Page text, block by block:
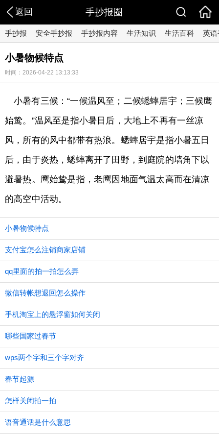
返回 手抄报圈
手抄报 安全手抄报 手抄报内容 生活知识 生活百科 英
小暑物候特点
时间：2026-04-22 13:13:33
小暑有三候：“一候温风至；二候蟋蟀居宇；三候鹰
始鸷。”温风至是指小暑日后，大地上不再有一丝凉
风，所有的风中都带有热浪。蟋蟀居宇是指小暑五日
后，由于炎热，蟋蟀离开了田野，到庭院的墙角下以
避暑热。鹰始鸷是指，老鹰因地面气温太高而在清凉
的高空中活动。
小暑物候特点
支付宝怎么注销商家店铺
qq里面的拍一拍怎么弄
微信转帐想退回怎么操作
手机淘宝上的悬浮窗如何关闭
哪些国家过春节
wps两个字和三个字对齐
春节起源
怎样关闭拍一拍
语音通话是什么意思